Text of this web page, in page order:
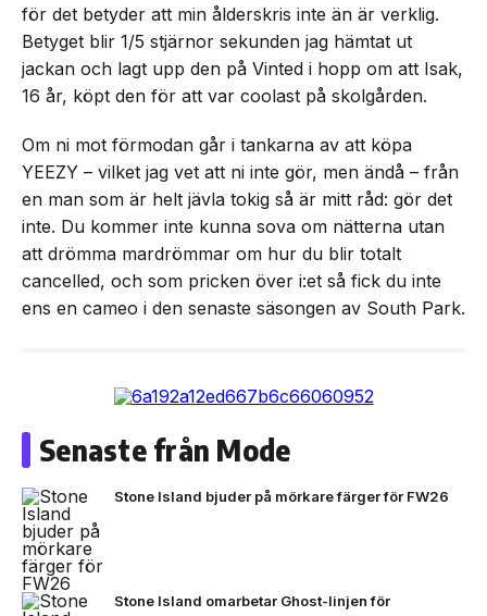
för det betyder att min ålderskris inte än är verklig.
Betyget blir 1/5 stjärnor sekunden jag hämtat ut
jackan och lagt upp den på Vinted i hopp om att Isak,
16 år, köpt den för att var coolast på skolgården.
Om ni mot förmodan går i tankarna av att köpa
YEEZY – vilket jag vet att ni inte gör, men ändå – från
en man som är helt jävla tokig så är mitt råd: gör det
inte. Du kommer inte kunna sova om nätterna utan
att drömma mardrömmar om hur du blir totalt
cancelled, och som pricken över i:et så fick du inte
ens en cameo i den senaste säsongen av South Park.
Senaste från Mode
Stone Island bjuder på mörkare färger för FW26
Stone Island omarbetar Ghost-linjen för